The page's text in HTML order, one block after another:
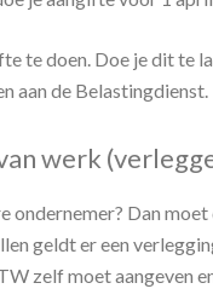
periode
te doen. Doe je dit te
werk
ondernemer? Dan
geldt er een